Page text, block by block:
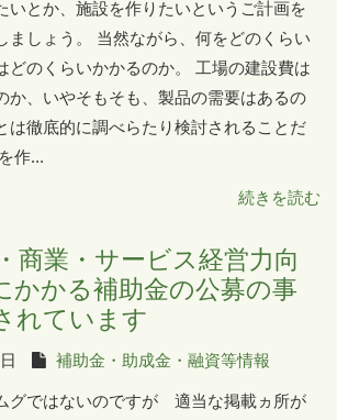
いとか、施設を作りたいというご計画を
ましょう。 当然ながら、何をどのくらい
どのくらいかかるのか。 工場の建設費は
か、いやそもそも、製品の需要はあるの
は徹底的に調べらたり検討されることだ
作...
続きを読む
商業・サービス経営力向
かかる補助金の公募の事
れています
補助金・助成金・融資等情報
グではないのですが 適当な掲載ヵ所が